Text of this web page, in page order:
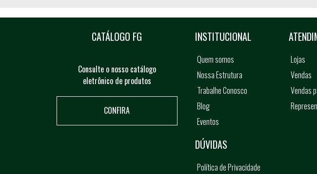
CATÁLOGO FG
Consulte o nosso catálogo
eletrônico de produtos
CONFIRA
INSTITUCIONAL
Quem somos
Nossa Estrutura
Trabalhe Conosco
Blog
Eventos
Lojas
Vendas
Vendas
DÚVIDAS
Política de Privacidade